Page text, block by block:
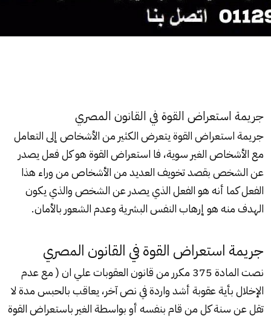
جريمة استعراض القوة في القانون المصري
جريمة استعراض القوة يتعرض الكثير من الأشخاص إلى التعامل
مع الأشخاص الغير سوية، فا استعراض القوة هو كل فعل يصدر
عن الشخص بقصد تخويف العديد من الأشخاص من وراء هذا
الفعل كما أنه هو الفعل الذي يصدر عن الشخص والذي يكون
الهدف منه هو إرهاب النفس البشرية وعدم الشعور بالأمان.
جريمة استعراض القوة في القانون المصري
نصت المادة 375 مكرر من قانون العقوباتعلي ان ( مع عدم
الإخلال بأية عقوبة أشد واردة في نص آخر، يعاقب بالحبس مدة لا
تقل عن سنة كل من قام بنفسه أو بواسطة الغير باستعراض القوة